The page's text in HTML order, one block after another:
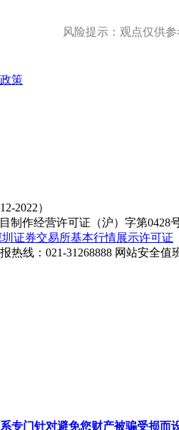
风险提示：观点仅供
策
2022）
制作经营许可证（沪）字第0428
圳证券交易所基本行情展示许可证
热线：021-31268888 网站安全值
专门针对避免您财产被骗受损而